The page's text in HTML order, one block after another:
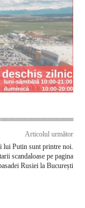
Articolul următor
lui Putin sunt printre noi.
scandaloase pe pagina
Rusiei la București